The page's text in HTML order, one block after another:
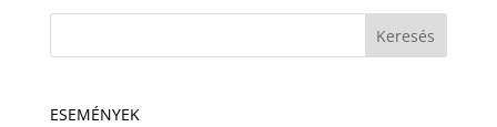
ESEMÉNYEK